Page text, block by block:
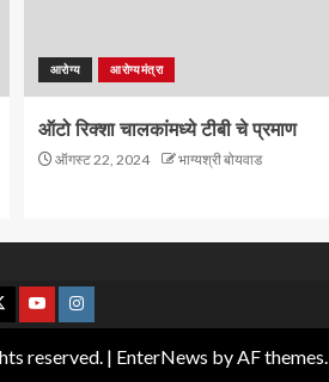
आरोग्य आरोग्यमंत्रा
ऑटो रिक्शा चालकांमध्ये टीबी चे प्रमाण
ऑगस्ट 22, 2024 भाग्यश्री बोयवाड
reserved. | EnterNews by AF themes.